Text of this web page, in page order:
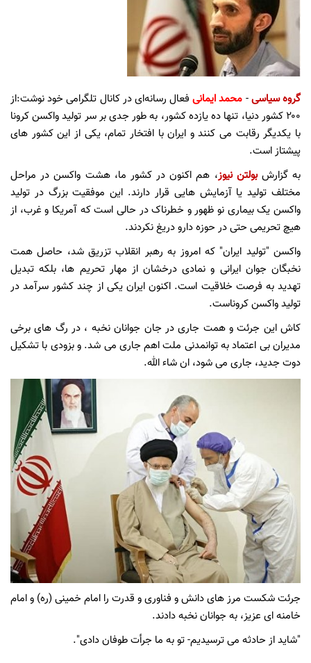
گروه سیاسی- محمد ایمانی فعال رسانه‌ای در کانال تلگرامی خود نوشت:از
۲۰۰ کشور دنیا، تنها ده یازده کشور، به طور جدی بر سر تولید واکسن کرونا
با یکدیگر رقابت می کنند و ایران با افتخار تمام، یکی از این کشور های
پیشتاز است.
به گزارشبولتن نیوز، هم اکنون در کشور ما، هشت واکسن در مراحل
مختلف تولید یا آزمایش هایی قرار دارند. این موفقیت بزرگ در تولید
واکسن یک بیماری نو ظهور و خطرناک در حالی است که آمریکا و غرب، از
هیچ تحریمی حتی در حوزه دارو دریغ نکردند.
واکسن "تولید ایران" که امروز به رهبر انقلاب تزریق شد، حاصل همت
نخبگان جوان ایرانی و نمادی درخشان از مهار تحریم ها، بلکه تبدیل
تهدید به فرصت خلاقیت است. اکنون ایران یکی از چند کشور سرآمد در
تولید واکسن کروناست.
کاش این جرئت و همت جاری در جان جوانان نخبه ، در رگ های برخی
مدیران بی اعتماد به توانمدنی ملت اهم جاری می شد. و بزودی با تشکیل
دوت جدید، جاری می شود، ان شاء الله.
جرئت شکست مرز های دانش و فناوری و قدرت را امام خمینی (ره) و امام
خامنه ای عزیز، به جوانان نخبه دادند.
"شاید از حادثه می ترسیدیم- تو به ما جرأت طوفان دادی".